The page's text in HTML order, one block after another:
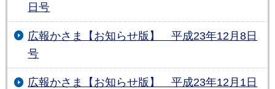
日号
広報かさま【お知らせ版】 平成23年12月8日
号
広報かさま【お知らせ版】 平成23年12月1日